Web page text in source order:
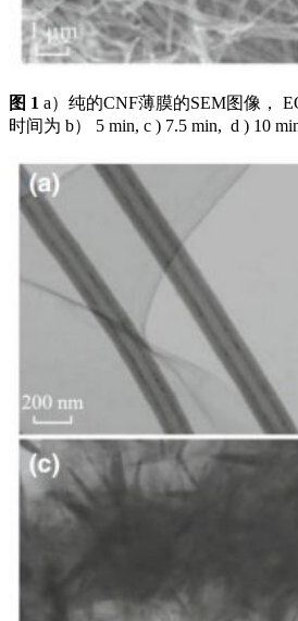
图 1 a）纯的CNF薄膜的SEM图像，
时间为 b） 5 min, c ) 7.5 min, d ) 10